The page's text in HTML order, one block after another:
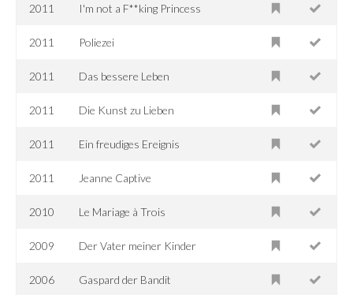
2011 I'm not a F**king Princess
2011 Poliezei
2011 Das bessere Leben
2011 Die Kunst zu Lieben
2011 Ein freudiges Ereignis
2011 Jeanne Captive
2010 Le Mariage à Trois
2009 Der Vater meiner Kinder
2006 Gaspard der Bandit